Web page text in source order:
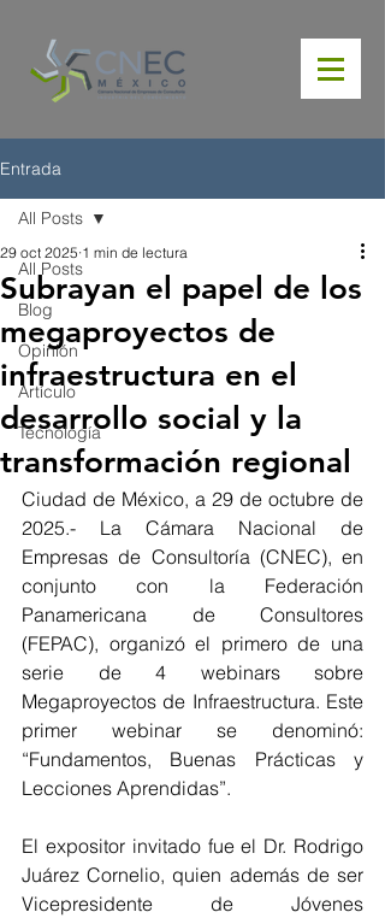
Entrada
All Posts
Blog
Opinión
Artículo
Tecnología
All Posts
Subrayan el papel de los
megaproyectos de
infraestructura en el
desarrollo social y la
transformación regional
29 oct 2025 1 min de lectura
Ciudad de México, a 29 de octubre de
2025.- La Cámara Nacional de
Empresas de Consultoría (CNEC), en
conjunto con la Federación
Panamericana de Consultores
(FEPAC), organizó el primero de una
serie de 4 webinars sobre
Megaproyectos de Infraestructura. Este
primer webinar se denominó:
“Fundamentos, Buenas Prácticas y
Lecciones Aprendidas”.
El expositor invitado fue el Dr. Rodrigo
Juárez Cornelio, quien además de ser
Vicepresidente de Jóvenes